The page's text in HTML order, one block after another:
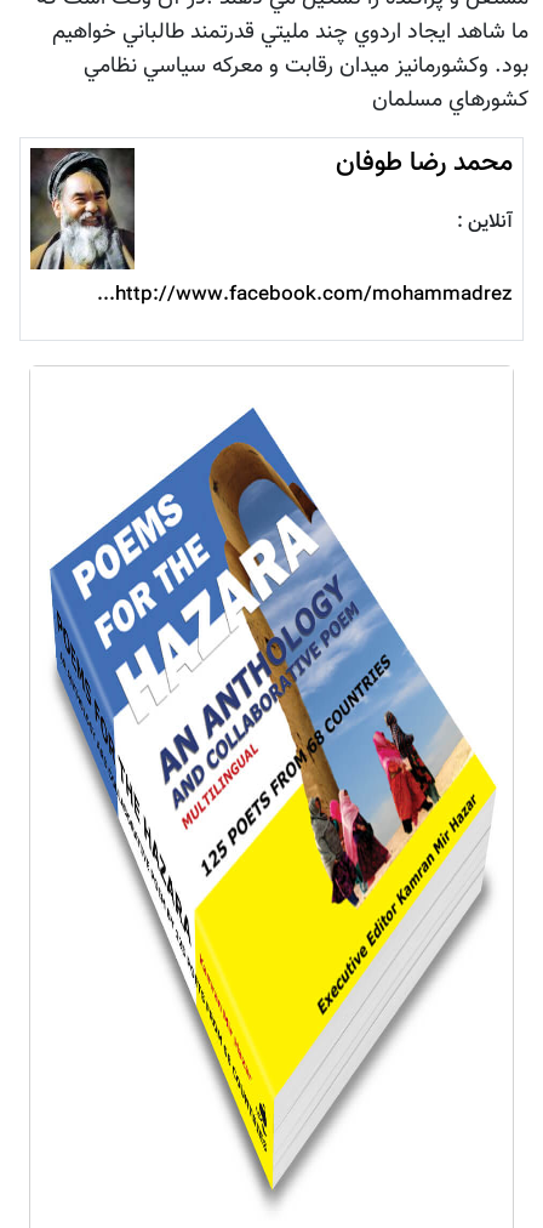
ما شاهد ايجاد اردوي چند مليتي قدرتمند طالباني خواهيم
بود. وكشورمانيز ميدان رقابت و معركه سياسي نظامي
كشورهاي مسلمان
محمد رضا طوفان
آنلاین :
http://www.facebook.com/mohammadrez...